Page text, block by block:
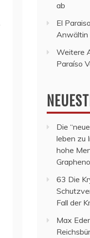
ab
El
Anwältin
Weitere
Paraíso
Die
leben zu
hohe
63 Die
Fall der
Max